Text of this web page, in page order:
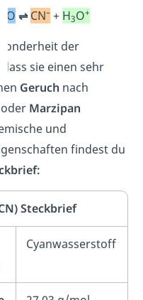
O ⇌CN–+ H3O+
der
dass sie einen sehr
Geruch nach
oder Marzipan
und
findest du
Steckbrief
Cyanwasserstoff